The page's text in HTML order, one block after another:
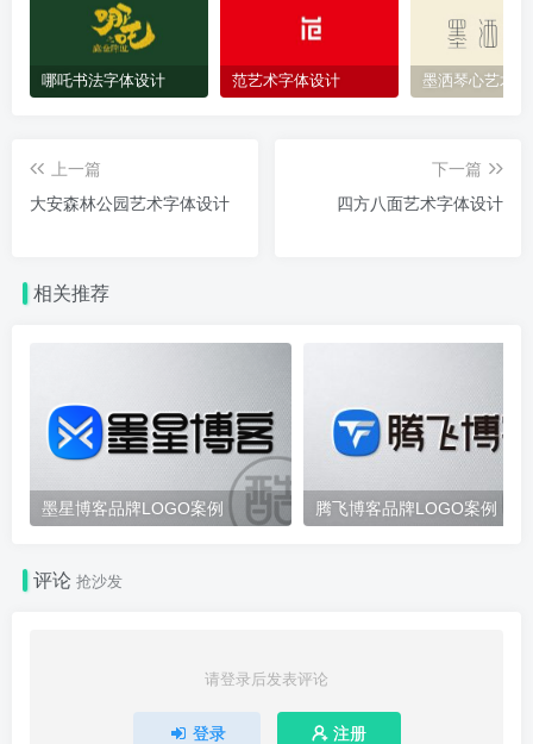
哪吒书法字体设计 范艺术字体设计 墨洒琴心艺术
上一篇
大安森林公园艺术字体设计
下一篇
四方八面艺术字体设计
相关推荐
墨星博客品牌LOGO案例 腾飞博客品牌LOGO案例
评论抢沙发
请登录后发表评论
登录 注册